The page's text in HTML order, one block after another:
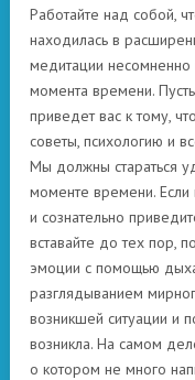
Работайте над собой,
находилась в
медитации несомненно
момента времени.
приведет вас к тому,
советы, психологию и
Мы должны стараться
моменте времени. Если
и сознательно
вставайте до тех пор,
эмоции с помощью
разглядыванием
возникшей ситуации и
возникла. На самом
о котором не много